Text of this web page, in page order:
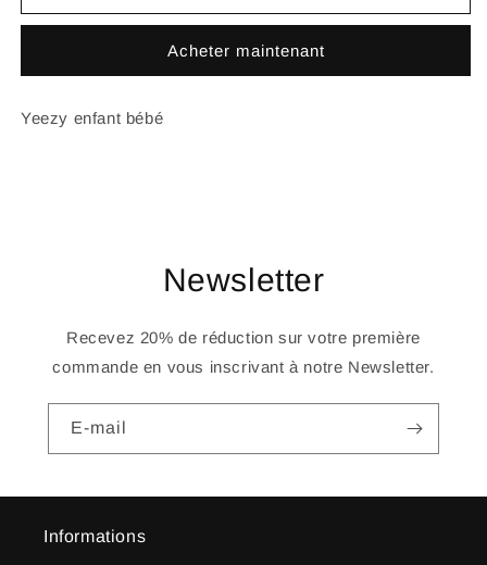
Acheter maintenant
Yeezy enfant bébé
Newsletter
Recevez 20% de réduction sur votre première
commande en vous inscrivant à notre Newsletter.
E-mail
Informations